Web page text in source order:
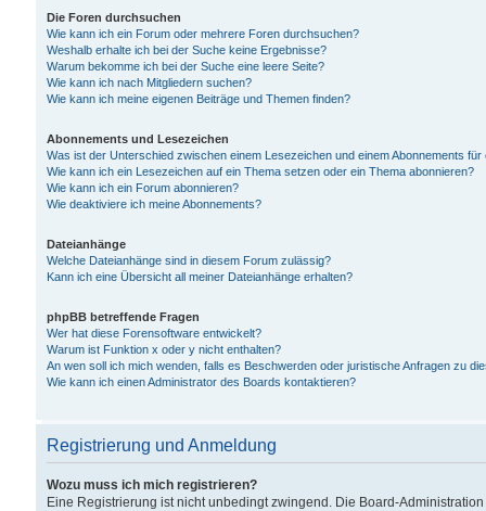
Die Foren durchsuchen
Wie kann ich ein Forum oder mehrere Foren durchsuchen?
Weshalb erhalte ich bei der Suche keine Ergebnisse?
Warum bekomme ich bei der Suche eine leere Seite?
Wie kann ich nach Mitgliedern suchen?
Wie kann ich meine eigenen Beiträge und Themen finden?
Abonnements und Lesezeichen
Was ist der Unterschied zwischen einem Lesezeichen und einem Abonnements
Wie kann ich ein Lesezeichen auf ein Thema setzen oder ein Thema abonnieren?
Wie kann ich ein Forum abonnieren?
Wie deaktiviere ich meine Abonnements?
Dateianhänge
Welche Dateianhänge sind in diesem Forum zulässig?
Kann ich eine Übersicht all meiner Dateianhänge erhalten?
phpBB betreffende Fragen
Wer hat diese Forensoftware entwickelt?
Warum ist Funktion x oder y nicht enthalten?
An wen soll ich mich wenden, falls es Beschwerden oder juristische Anfragen zu
Wie kann ich einen Administrator des Boards kontaktieren?
Registrierung und Anmeldung
Wozu muss ich mich registrieren?
Eine Registrierung ist nicht unbedingt zwingend. Die Board-